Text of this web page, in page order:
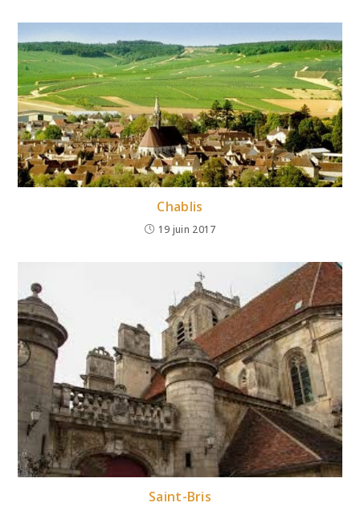
Chablis
19 juin 2017
Saint-Bris